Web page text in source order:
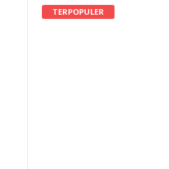
TERPOPULER